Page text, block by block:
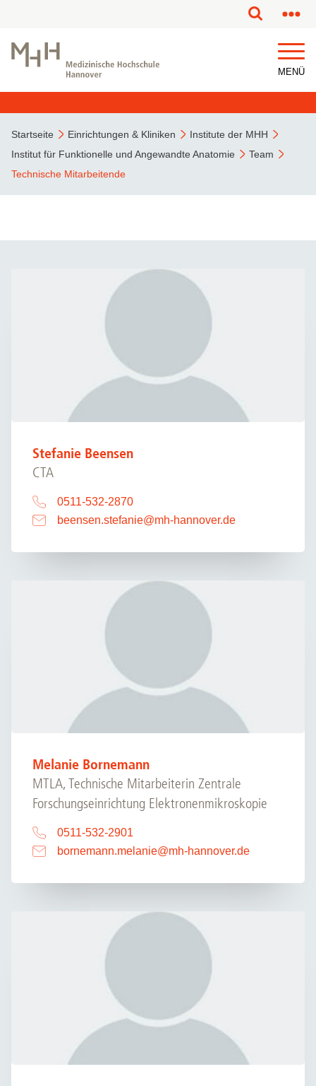
MENÜ
Startseite Einrichtungen & Kliniken
Institute der MHH
Institut für Funktionelle und Angewandte Anatomie
Team
Technische Mitarbeitende
Stefanie Beensen
CTA
0511-532-2870
beensen.stefanie@mh-hannover.de
Melanie Bornemann
MTLA, Technische Mitarbeiterin Zentrale
Forschungseinrichtung Elektronenmikroskopie
0511-532-2901
bornemann.melanie@mh-hannover.de